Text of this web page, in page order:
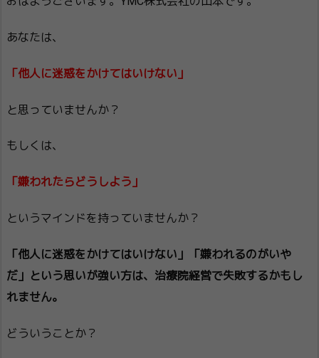
あなたは、
「他人に迷惑をかけてはいけない」
と思っていませんか？
もしくは、
「嫌われたらどうしよう」
というマインドを持っていませんか？
「他人に迷惑をかけてはいけない」「嫌われるのがいや
だ」という思いが強い方は、治療院経営で失敗するかもし
れません。
どういうことか？